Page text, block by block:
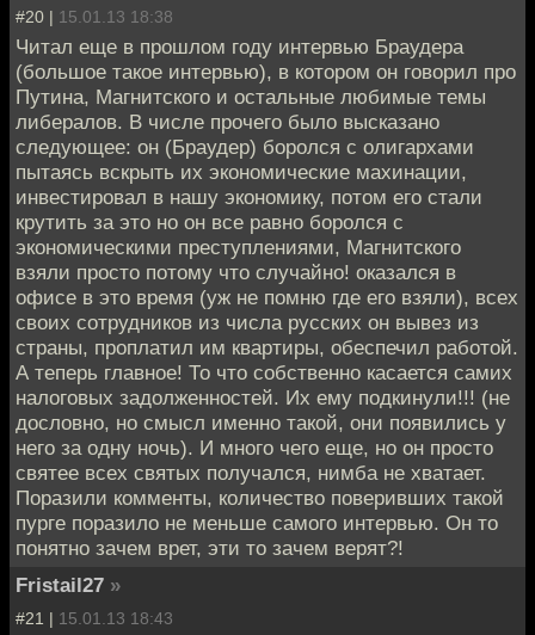
#20 | 15.01.13 18:38
Читал еще в прошлом году интервью Браудера
(большое такое интервью), в котором он говорил про
Путина, Магнитского и остальные любимые темы
либералов. В числе прочего было высказано
следующее: он (Браудер) боролся с олигархами
пытаясь вскрыть их экономические махинации,
инвестировал в нашу экономику, потом его стали
крутить за это но он все равно боролся с
экономическими преступлениями, Магнитского
взяли просто потому что случайно! оказался в
офисе в это время (уж не помню где его взяли), всех
своих сотрудников из числа русских он вывез из
страны, проплатил им квартиры, обеспечил работой.
А теперь главное! То что собственно касается самих
налоговых задолженностей. Их ему подкинули!!! (не
дословно, но смысл именно такой, они появились у
него за одну ночь). И много чего еще, но он просто
святее всех святых получался, нимба не хватает.
Поразили комменты, количество поверивших такой
пурге поразило не меньше самого интервью. Он то
понятно зачем врет, эти то зачем верят?!
Fristail27 »
#21 | 15.01.13 18:43